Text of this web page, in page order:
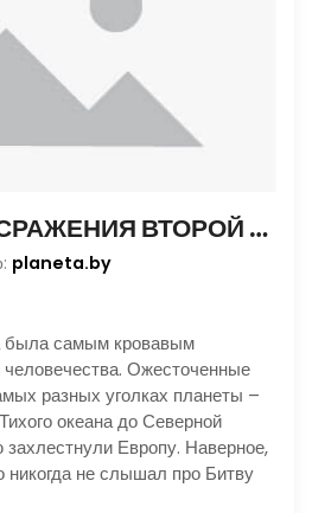
НЕОБЫЧНЫЕ СРАЖЕНИЯ ВТОРОЙ МИРОВОЙ
planeta.by
была самым кровавым
Ожесточенные
разных уголках планеты –
океана до Северной
Европу. Наверное,
никогда не слышал про Битву